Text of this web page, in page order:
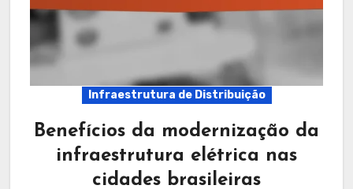
Infraestrutura de Distribuição
Benefícios da modernização da
infraestrutura elétrica nas
cidades brasileiras